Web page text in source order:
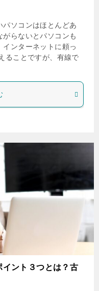
ソコンはほとんどあ
がらないとパソコンも
ンターネットに頼っ
ることですが、有線で
ント３つとは？古